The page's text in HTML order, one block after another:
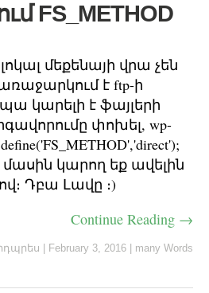
FS_METHOD
մեքենայի վրա չեն
է ftp-ի
կարելի է ֆայլերի
փոխել, wp-
մասին կարող եք ավելին
Դբա Լավը ։)
Continue Reading →
February 3, 2016 many Words